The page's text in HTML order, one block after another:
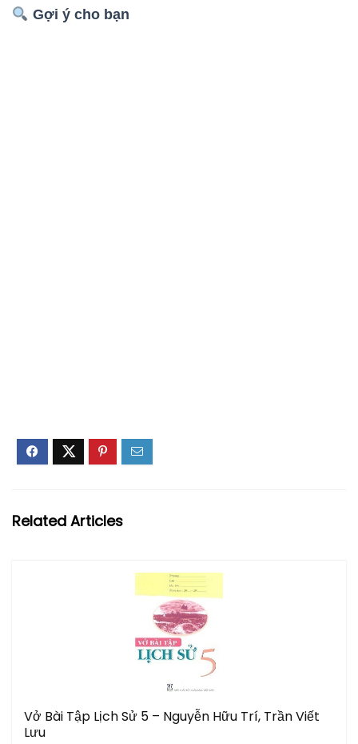
Gợi ý cho bạn
Related Articles
Vở Bài Tập Lịch Sử 5 – Nguyễn Hữu Trí, Trần Viết
Lưu